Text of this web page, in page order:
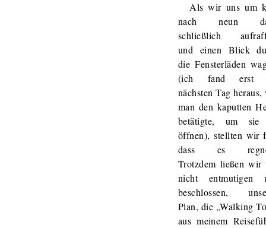
Als wir uns um
nach neun
schließlich
und einen Blick
die Fensterläden
(ich fand erst
nächsten Tag
man den kaputten
betätigte, um
öffnen), stellten wir
dass es
Trotzdem ließen wir
nicht entmutigen
beschlossen,
Plan, die „Walking
aus meinem